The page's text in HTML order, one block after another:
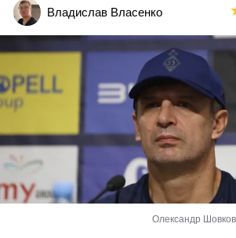
2 ліга
Різне
Букмекери
Казино
Владислав Власенко
Олександр